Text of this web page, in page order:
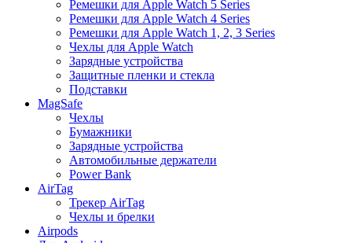
Ремешки для Apple Watch 5 Series
Ремешки для Apple Watch 4 Series
Ремешки для Apple Watch 1, 2, 3 Series
Чехлы для Apple Watch
Зарядные устройства
Защитные пленки и стекла
Подставки
MagSafe
Чехлы
Бумажники
Зарядные устройства
Автомобильные держатели
Power Bank
AirTag
Трекер AirTag
Чехлы и брелки
Airpods